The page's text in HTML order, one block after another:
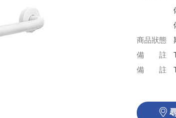
商品狀態
備 註
備 註